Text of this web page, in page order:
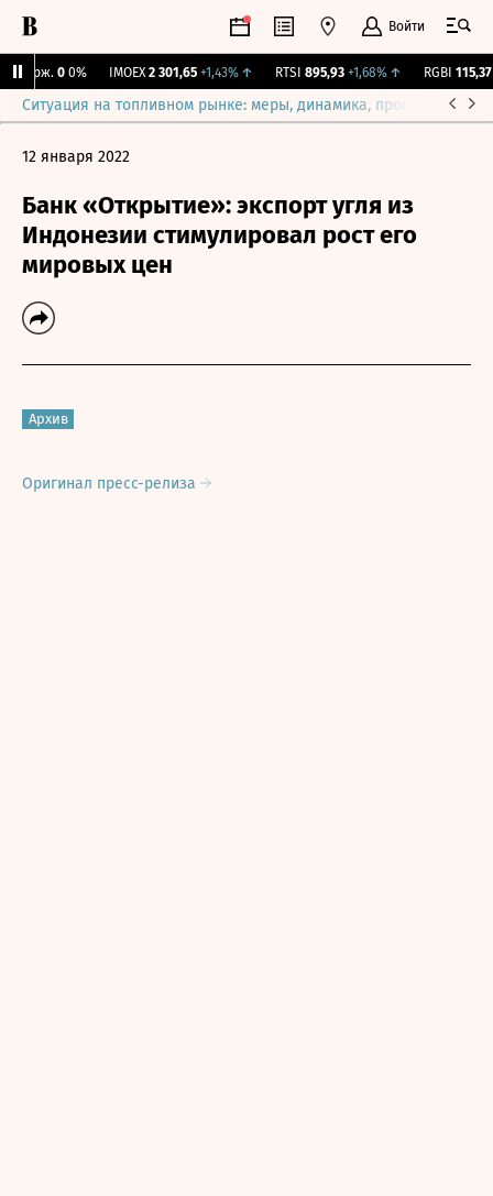
Войти
Бирж. 0 0% IMOEX 2 301,65 +1,43%↑ RTSI 895,93 +1,68%↑ RGBI 115,37
Ситуация на топливном рынке: меры, динамика, прогнозы
12 января 2022
Банк «Открытие»: экспорт угля из
Индонезии стимулировал рост его
мировых цен
Архив
Оригинал пресс-релиза